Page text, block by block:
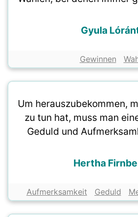
Gyula
Gewinnen
Um herauszubekommen,
zu tun hat, muss man
Geduld und
Hertha
Aufmerksamkeit Geduld